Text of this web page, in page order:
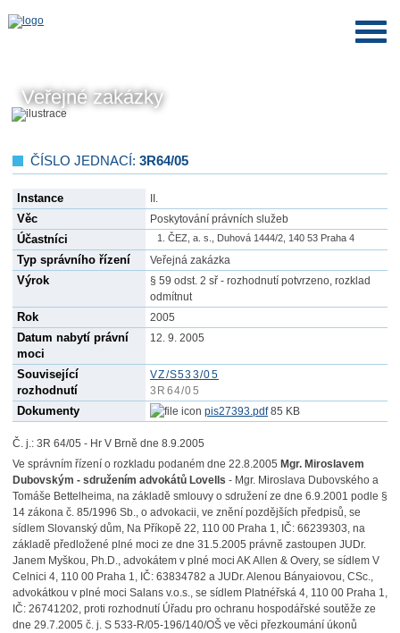
Veřejné zakázky
ČÍSLO JEDNACÍ: 3R64/05
Instance II.
Věc Poskytování právních služeb
Účastníci ČEZ, a. s., Duhová 1444/2, 140 53 Praha 4
Typ správního řízení Veřejná zakázka
Výrok
§ 59 odst. 2 sř - rozhodnutí potvrzeno, rozklad
odmítnut
Rok 2005
Datum nabytí právní
moci
12. 9. 2005
Související
rozhodnutí
VZ/S533/05
3R64/05
Dokumenty pis27393.pdf85 KB
Č. j.: 3R 64/05 - Hr V Brně dne 8.9.2005
Ve správním řízení o rozkladu podaném dne 22.8.2005 Mgr. Miroslavem
Dubovským - sdružením advokátů Lovells - Mgr. Miroslava Dubovského a
Tomáše Bettelheima, na základě smlouvy o sdružení ze dne 6.9.2001 podle §
14 zákona č. 85/1996 Sb., o advokacii, ve znění pozdějších předpisů, se
sídlem Slovanský dům, Na Příkopě 22, 110 00 Praha 1, IČ: 66239303, na
základě předložené plné moci ze dne 31.5.2005 právně zastoupen JUDr.
Janem Myškou, Ph.D., advokátem v plné moci AK Allen & Overy, se sídlem V
Celnici 4, 110 00 Praha 1, IČ: 63834782 a JUDr. Alenou Bányaiovou, CSc.,
advokátkou v plné moci Salans v.o.s., se sídlem Platnéřská 4, 110 00 Praha 1,
IČ: 26741202, proti rozhodnutí Úřadu pro ochranu hospodářské soutěže ze
dne 29.7.2005 č. j. S 533-R/05-196/140/OŠ ve věci přezkoumání úkonů